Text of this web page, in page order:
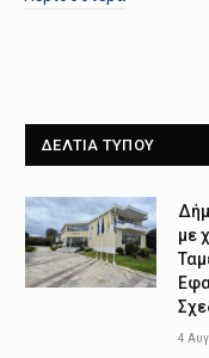
ΔΕΛΤΙΑ ΤΥΠΟΥ
με
4